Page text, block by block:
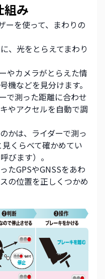
組み
ーを使って、まわりの
、光をとらえてまわり
やカメラがとらえた情
機などを見分けます。
で測った距離に合わせ
やアクセルを自動で調
かは、ライダーで測っ
くらべて確かめてい
びます）。
たGPSやGNSSをあわ
の位置を正しくつかめ